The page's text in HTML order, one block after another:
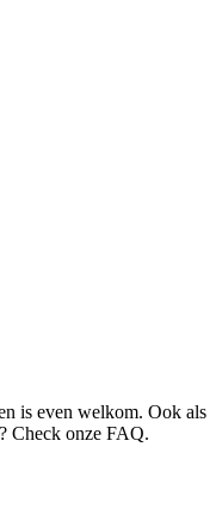
is even welkom. Ook als
Check onze FAQ.